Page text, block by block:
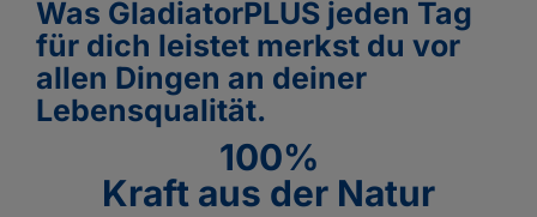
Was GladiatorPLUS jeden Tag
für dich leistet merkst du vor
allen Dingen an deiner
Lebensqualität.
100%
Kraft aus der Natur